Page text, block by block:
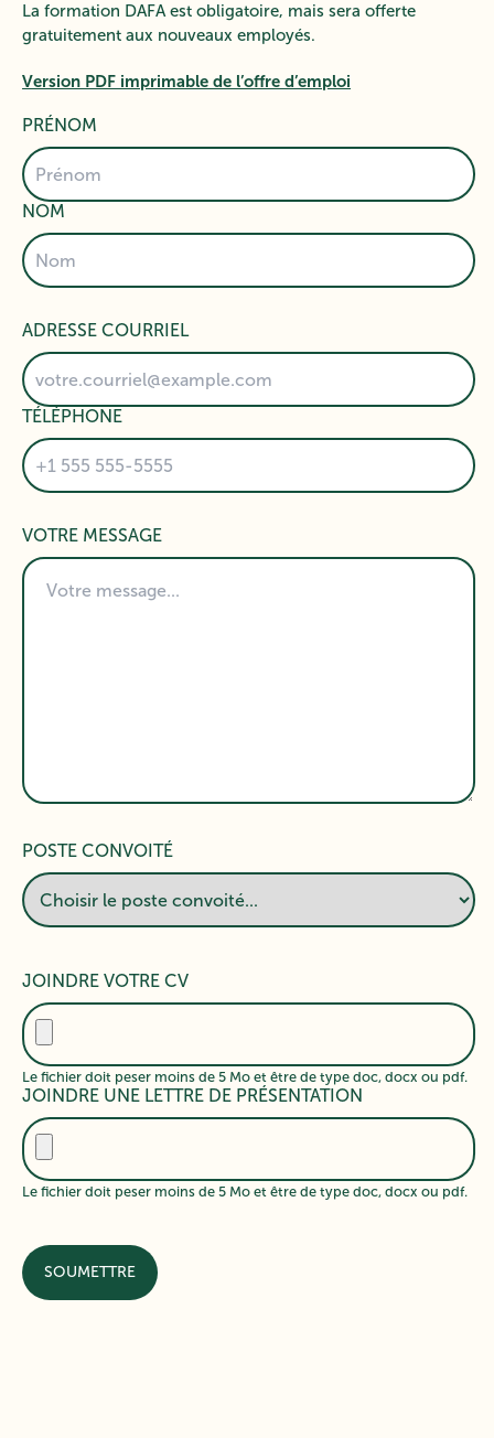
La formation DAFA est obligatoire, mais sera offerte
gratuitement aux nouveaux employés.
Version PDF imprimable de l’offre d’emploi
PRÉNOM
NOM
ADRESSE COURRIEL
TÉLÉPHONE
VOTRE MESSAGE
POSTE CONVOITÉ
JOINDRE VOTRE CV
Le fichier doit peser moins de 5 Mo et être de type doc, docx ou pdf.
JOINDRE UNE LETTRE DE PRÉSENTATION
Le fichier doit peser moins de 5 Mo et être de type doc, docx ou pdf.